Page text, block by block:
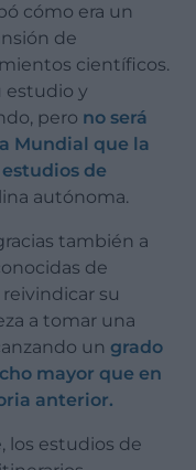
cómo era un
de
científicos.
estudio y
pero no será
Mundial que la
de
autónoma.
de
su
a tomar una
un grado
mayor que en
anterior.